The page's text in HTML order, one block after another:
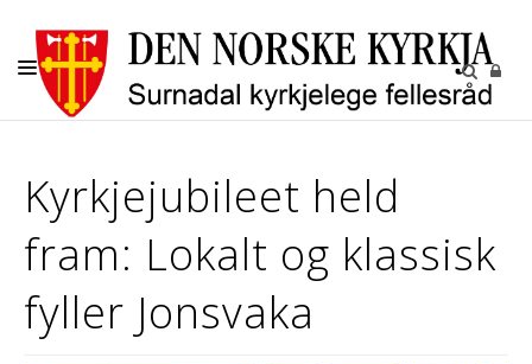
BARN OG UNGE
KYRKJENE
KYRKJEGARDANE
Kyrkjejubileet held
fram: Lokalt og klassisk
fyller Jonsvaka